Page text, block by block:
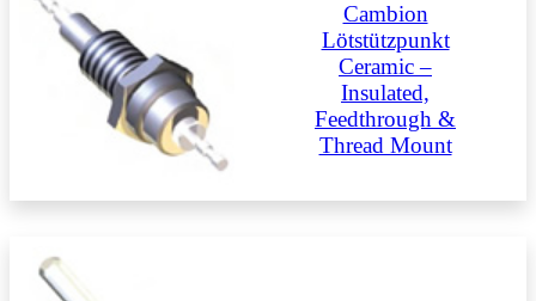
Cambion
Lötstützpunkt
Ceramic –
Insulated,
Feedthrough &
Thread Mount